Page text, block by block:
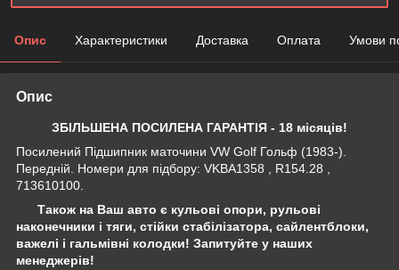
Опис Характеристики Доставка Оплата Умови
Опис
ЗБІЛЬШЕНА ПОСИЛЕНА ГАРАНТІЯ - 18 місяців!
Посилений Підшипник маточини VW Golf Гольф (1983-).
Передній. Номери для підбору: VKBA1358 , R154.28 ,
713610100.
Також на Ваш авто є кульові опори, рульові
наконечники і тяги, стійки стабілізатора, сайлентблоки,
важелі і гальмівні колодки! Запитуйте у наших
менеджерів!